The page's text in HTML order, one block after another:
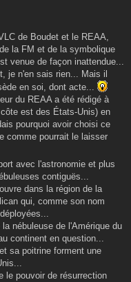
de Boudet et le REAA,
la FM et de la symbolique
venue de façon inattendue...
je n'en sais rien... Mais il
en soi, dont acte...
du REAA a été rédigé à
est des États-Unis) en
pourquoi avoir choisi ce
comme pourrait le laisser
avec l'astronomie et plus
contiguës...
dans la région de la
qui, comme son nom
nébuleuse de l'Amérique du
continent en question...
sa poitrine forment une
le pouvoir de résurrection